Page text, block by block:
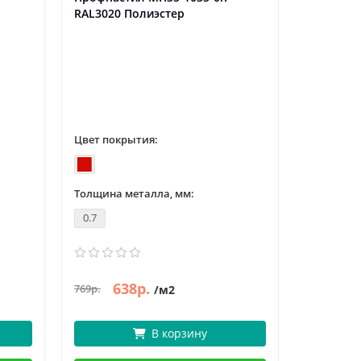
RAL3020 Полиэстер
Цвет покрытия:
Толщина металла, мм:
0.7
769р. 638р. /м2
В корзину